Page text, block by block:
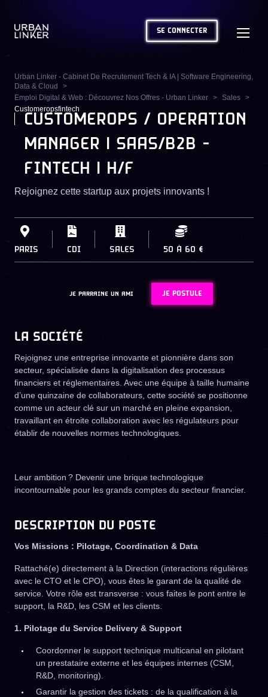
SE CONNECTER
Urban Linker - Cabinet De Recrutement Tech & IA | Software Engineering,
Data & Cloud
Emploi Digital & Web : Découvrez Nos Offres - Urban Linker
Sales
Customeropsfintech
CUSTOMEROPS / OPERATION
MANAGER | SAAS/B2B -
FINTECH | H/F
Rejoignez cette startup aux projets innovants !
PARIS CDI SALES 50 À 60 €
JE PARRAINE UN AMI JE POSTULE
LA SOCIÉTÉ
Rejoignez une entreprise innovante et pionnière dans son
secteur, spécialisée dans la digitalisation des processus
financiers et réglementaires. Avec une équipe à taille humaine
d’une quinzaine de collaborateurs, cette société se positionne
comme un acteur clé sur un marché en pleine expansion,
travaillant en étroite collaboration avec les régulateurs pour
établir de nouvelles normes technologiques.
Leur ambition ? Devenir une brique technologique
incontournable pour les grands comptes du secteur financier.
DESCRIPTION DU POSTE
Vos Missions : Pilotage, Coordination & Data
Rattaché(e) directement à la Direction (interactions régulières
avec le CTO et le CPO), vous êtes le garant de la qualité de
service. Votre rôle est transverse : vous faites le pont entre le
support, la R&D, les CSM et les clients.
1. Pilotage du Service Delivery & Support
Coordonner le support technique multicanal en pilotant
un prestataire externe et les équipes internes (CSM,
R&D, monitoring).
Garantir la gestion des tickets : de la qualification à la